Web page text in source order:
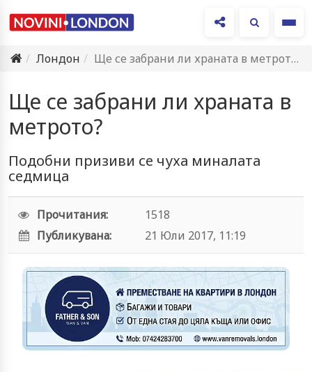
Лондон
Ще се забрани ли храната в метрото?
Ще се забрани ли храната в
метрото?
Подобни призиви се чуха миналата
седмица
Прочитания:
1518
Публикувана:
21 Юли 2017, 11:19